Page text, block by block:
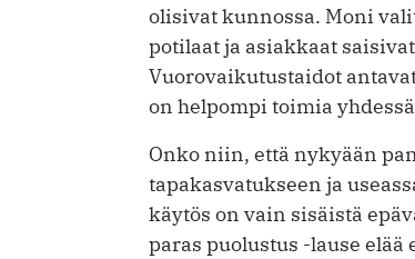
olisivat kunnossa. Moni
potilaat ja asiakkaat
Vuorovaikutustaidot
on helpompi toimia
Onko niin, että nykyään
tapakasvatukseen ja
käytös on vain sisäistä
paras puolustus -lause